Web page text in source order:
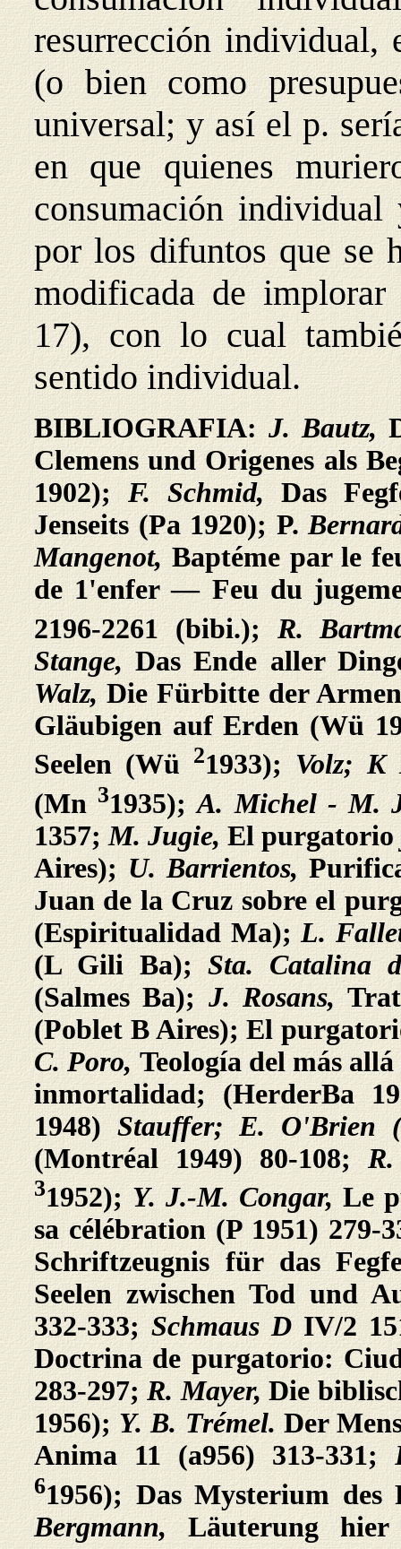
resurrección individual,
(o bien como
universal; y así el p.
en que quienes
consumación
por los difuntos que se
modificada de
17), con lo cual
sentido individual.
BIBLIOGRAFIA:J. Bautz,
Clemens und Origenes als
1902); F. Schmid, Das
Jenseits (Pa 1920); P.
Mangenot, Baptéme par le
de 1'enfer — Feu du
2196-2261 (bibi.); R.
Stange,Das Endealler
Walz, Die Fürbitte der
Gläubigen auf Erden (Wü
Seelen (Wü 21933); Volz;
(Mn 31935);A. Michel -M.
1357; M. Jugie,El purgatorio
Aires); U. Barrientos,
Juan de la Cruz sobre el
(Espiritualidad Ma);L.
(L Gili Ba);Sta. Catalina
(Salmes Ba); J. Rosans,
(Poblet B Aires); El
C. Poro,Teología del más
inmortalidad; (HerderBa
1948) Stauffer; E. O'Brien
(Montréal 1949) 80-108;
31952);Y. J.-M. Congar, Le
sa célébration (P 1951) 279-
Schriftzeugnis für das
Seelen zwischen Tod und
332-333; Schmaus D IV/2
Doctrina de purgatorio:
283-297;R. Mayer,Die
1956); Y. B. Trémel. Der
Anima 11 (a956) 313-331;
61956); Das Mysterium des
Bergmann, Läuterung